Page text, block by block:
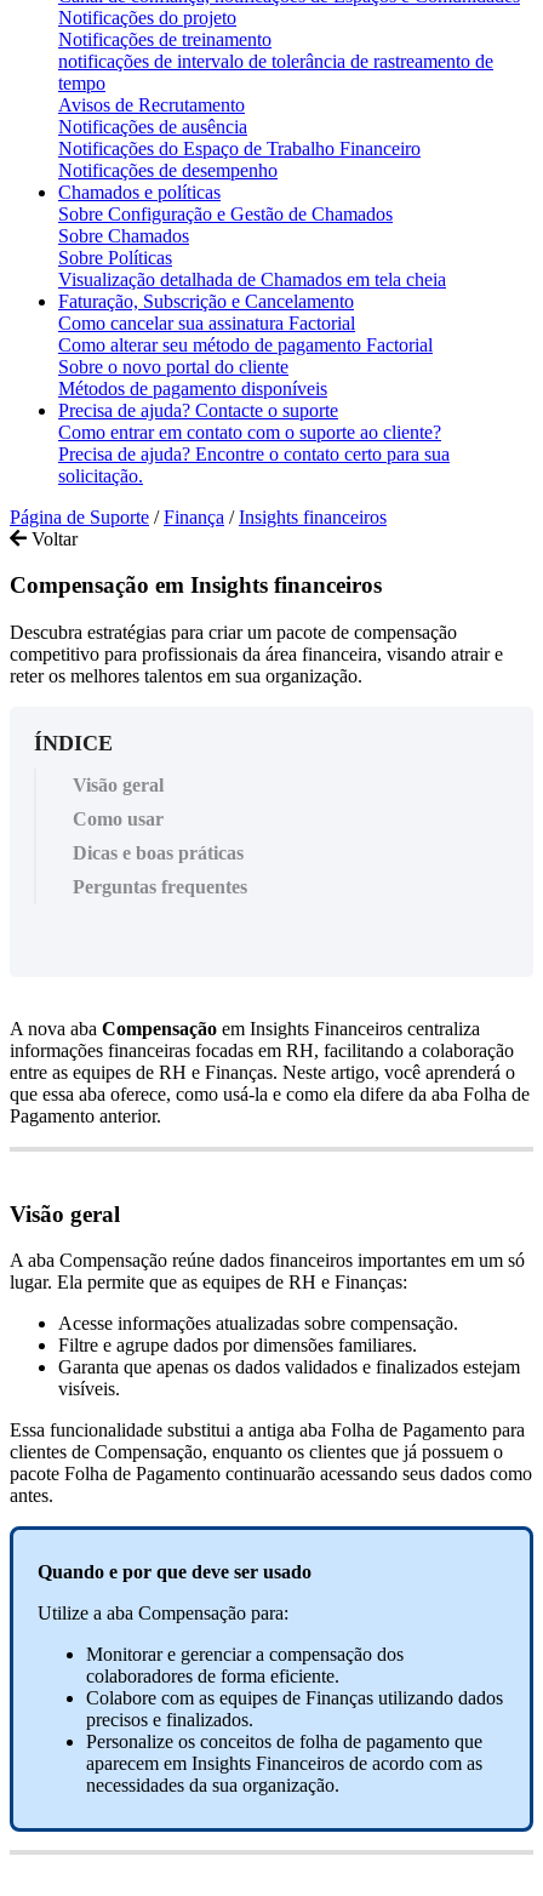
Notificações do projeto
Notificações de treinamento
notificações de intervalo de tolerância de rastreamento de
tempo
Avisos de Recrutamento
Notificações de ausência
Notificações do Espaço de Trabalho Financeiro
Notificações de desempenho
Chamados e políticas
Sobre Configuração e Gestão de Chamados
Sobre Chamados
Sobre Políticas
Visualização detalhada de Chamados em tela cheia
Faturação, Subscrição e Cancelamento
Como cancelar sua assinatura Factorial
Como alterar seu método de pagamento Factorial
Sobre o novo portal do cliente
Métodos de pagamento disponíveis
Precisa de ajuda? Contacte o suporte
Como entrar em contato com o suporte ao cliente?
Precisa de ajuda? Encontre o contato certo para sua
solicitação.
Página de Suporte / Finança / Insights financeiros
Voltar
Compensação em Insights financeiros
Descubra estratégias para criar um pacote de compensação
competitivo para profissionais da área financeira, visando atrair e
reter os melhores talentos em sua organização.
ÍNDICE
Visão geral
Como usar
Dicas e boas práticas
Perguntas frequentes
A nova aba Compensação em Insights Financeiros centraliza
informações financeiras focadas em RH, facilitando a colaboração
entre as equipes de RH e Finanças. Neste artigo, você aprenderá o
que essa aba oferece, como usá-la e como ela difere da aba Folha de
Pagamento anterior.
Visão geral
A aba Compensação reúne dados financeiros importantes em um só
lugar. Ela permite que as equipes de RH e Finanças:
Acesse informações atualizadas sobre compensação.
Filtre e agrupe dados por dimensões familiares.
Garanta que apenas os dados validados e finalizados estejam
visíveis.
Essa funcionalidade substitui a antiga aba Folha de Pagamento para
clientes de Compensação, enquanto os clientes que já possuem o
pacote Folha de Pagamento continuarão acessando seus dados como
antes.
Quando e por que deve ser usado
Utilize a aba Compensação para:
Monitorar e gerenciar a compensação dos
colaboradores de forma eficiente.
Colabore com as equipes de Finanças utilizando dados
precisos e finalizados.
Personalize os conceitos de folha de pagamento que
aparecem em Insights Financeiros de acordo com as
necessidades da sua organização.